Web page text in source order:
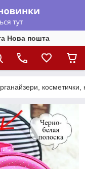
Нова пошта
косметички,